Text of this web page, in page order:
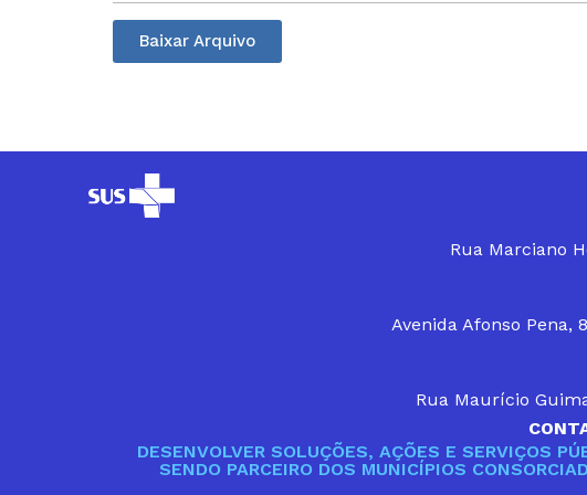
Baixar Arquivo
Rua Marciano
Avenida Afonso Pena,
Rua Maurício
DESENVOLVER SOLUÇÕES, AÇÕES E SERVIÇOS
SENDO PARCEIRO DOS MUNICÍPIOS